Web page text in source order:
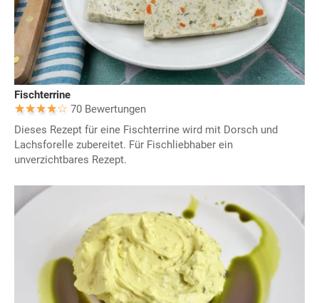
Fischterrine
70 Bewertungen
Dieses Rezept für eine Fischterrine wird mit Dorsch und
Lachsforelle zubereitet. Für Fischliebhaber ein
unverzichtbares Rezept.